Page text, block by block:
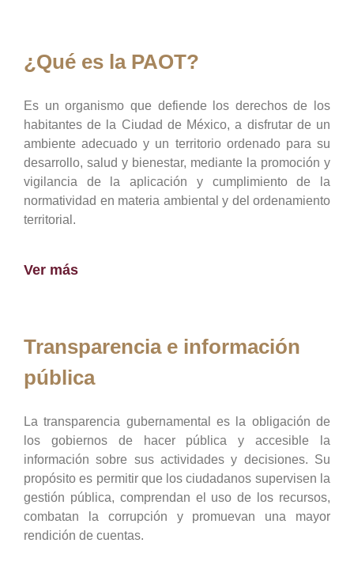
¿Qué es la PAOT?
Es un organismo que defiende los derechos de los
habitantes de la Ciudad de México, a disfrutar de un
ambiente adecuado y un territorio ordenado para su
desarrollo, salud y bienestar, mediante la promoción y
vigilancia de la aplicación y cumplimiento de la
normatividad en materia ambiental y del ordenamiento
territorial.
Ver más
Transparencia e información
pública
La transparencia gubernamental es la obligación de
los gobiernos de hacer pública y accesible la
información sobre sus actividades y decisiones. Su
propósito es permitir que los ciudadanos supervisen la
gestión pública, comprendan el uso de los recursos,
combatan la corrupción y promuevan una mayor
rendición de cuentas.